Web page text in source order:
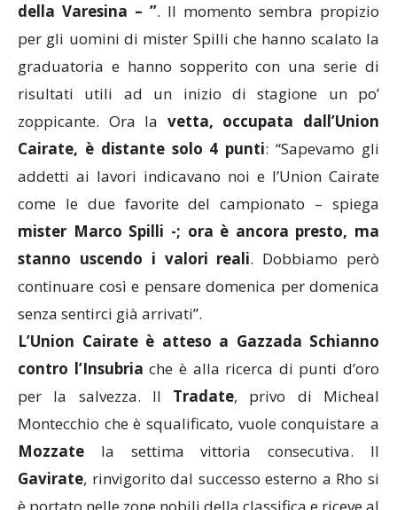
della Varesina – ”. Il momento sembra propizio
per gli uomini di mister Spilli che hanno scalato la
graduatoria e hanno sopperito con una serie di
risultati utili ad un inizio di stagione un po’
zoppicante. Ora la vetta, occupata dall’Union
Cairate, è distante solo 4 punti: “Sapevamo gli
addetti ai lavori indicavano noi e l’Union Cairate
come le due favorite del campionato – spiega
mister Marco Spilli -; ora è ancora presto, ma
stanno uscendo i valori reali. Dobbiamo però
continuare così e pensare domenica per domenica
senza sentirci già arrivati”.
L’Union Cairate è atteso a Gazzada Schianno
contro l’Insubria che è alla ricerca di punti d’oro
per la salvezza. Il Tradate, privo di Micheal
Montecchio che è squalificato, vuole conquistare a
Mozzate la settima vittoria consecutiva. Il
Gavirate, rinvigorito dal successo esterno a Rho si